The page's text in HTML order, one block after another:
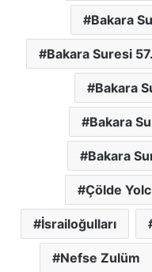
Bakara
Bakara Suresi
Bakara
Bakara
Bakara
Çölde
İsrailoğulları
Nefse Zulüm